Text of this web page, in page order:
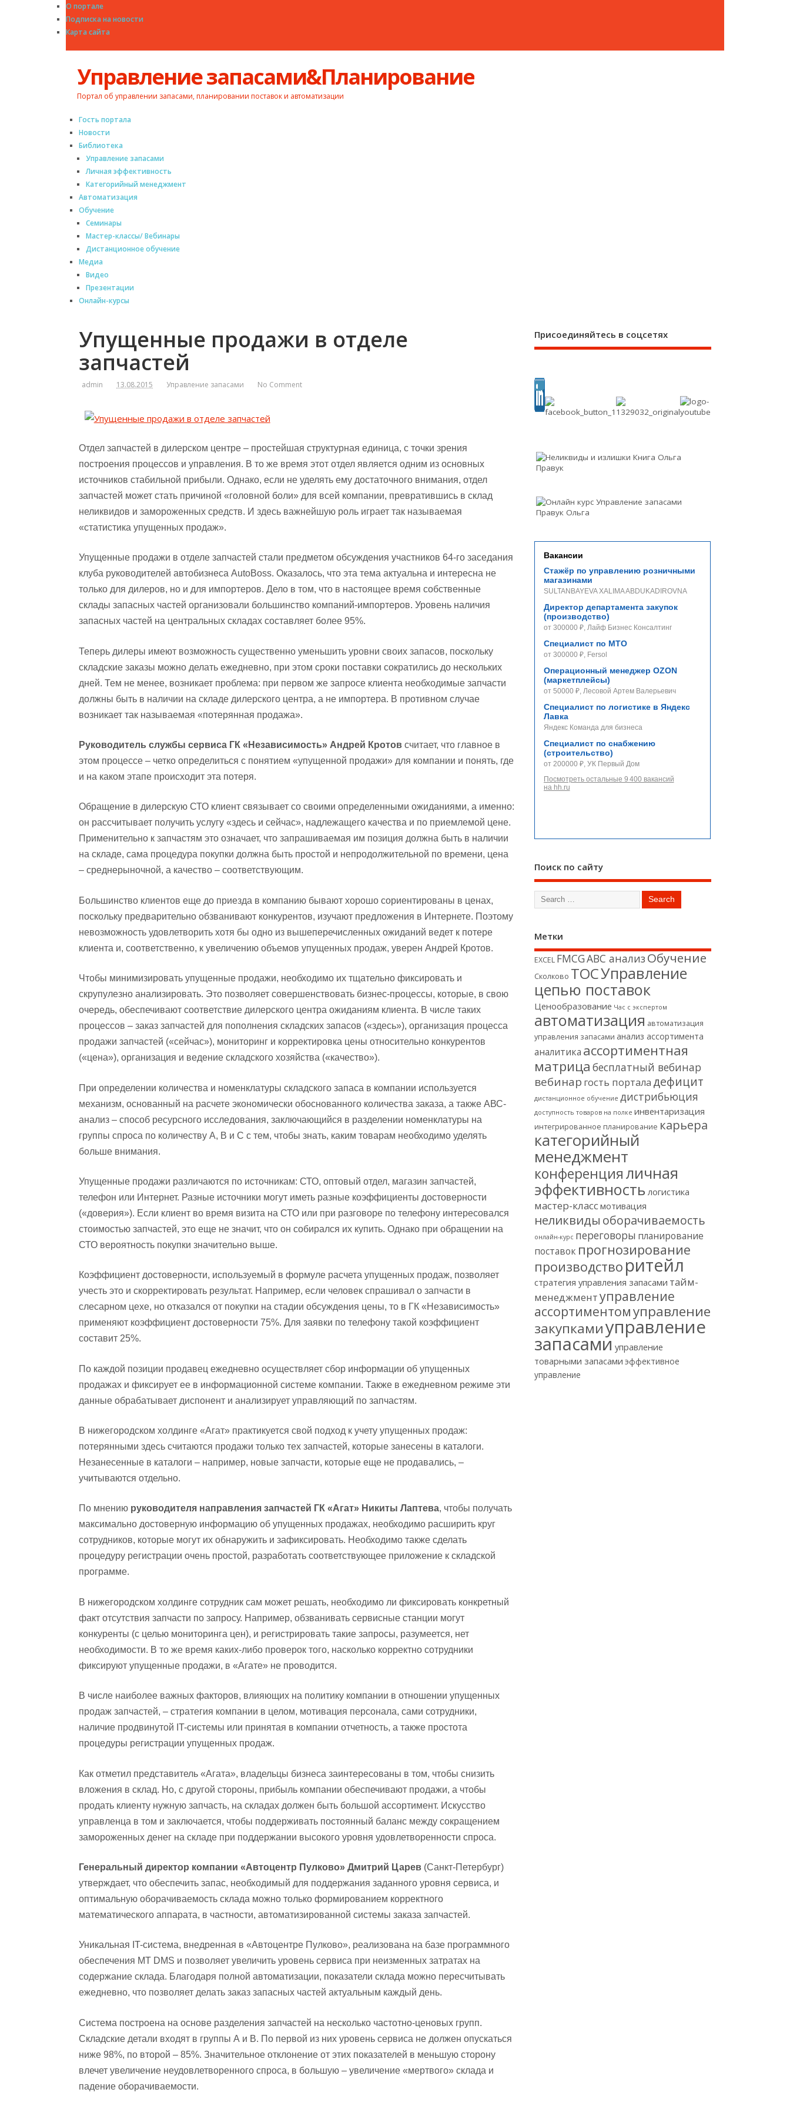
О портале
Подписка на новости
Карта сайта
Управление запасами&Планирование
Портал об управлении запасами, планировании поставок и автоматизации
Гость портала
Новости
Библиотека
Управление запасами
Личная эффективность
Категорийный менеджмент
Автоматизация
Обучение
Семинары
Мастер-классы/ Вебинары
Дистанционное обучение
Медиа
Видео
Презентации
Онлайн-курсы
Упущенные продажи в отделе
запчастей
admin 13.08.2015 Управление запасами No Comment
Отдел запчастей в дилерском центре – простейшая структурная единица, с точки зрения
построения процессов и управления. В то же время этот отдел является одним из основных
источников стабильной прибыли. Однако, если не уделять ему достаточного внимания, отдел
запчастей может стать причиной «головной боли» для всей компании, превратившись в склад
неликвидов и замороженных средств. И здесь важнейшую роль играет так называемая
«статистика упущенных продаж».
Упущенные продажи в отделе запчастей стали предметом обсуждения участников 64-го заседания
клуба руководителей автобизнеса AutoBoss. Оказалось, что эта тема актуальна и интересна не
только для дилеров, но и для импортеров. Дело в том, что в настоящее время собственные
склады запасных частей организовали большинство компаний-импортеров. Уровень наличия
запасных частей на центральных складах составляет более 95%.
Теперь дилеры имеют возможность существенно уменьшить уровни своих запасов, поскольку
складские заказы можно делать ежедневно, при этом сроки поставки сократились до нескольких
дней. Тем не менее, возникает проблема: при первом же запросе клиента необходимые запчасти
должны быть в наличии на складе дилерского центра, а не импортера. В противном случае
возникает так называемая «потерянная продажа».
Руководитель службы сервиса ГК «Независимость» Андрей Кротов считает, что главное в
этом процессе – четко определиться с понятием «упущенной продажи» для компании и понять, где
и на каком этапе происходит эта потеря.
Обращение в дилерскую СТО клиент связывает со своими определенными ожиданиями, а именно:
он рассчитывает получить услугу «здесь и сейчас», надлежащего качества и по приемлемой цене.
Применительно к запчастям это означает, что запрашиваемая им позиция должна быть в наличии
на складе, сама процедура покупки должна быть простой и непродолжительной по времени, цена
– среднерыночной, а качество – соответствующим.
Большинство клиентов еще до приезда в компанию бывают хорошо сориентированы в ценах,
поскольку предварительно обзванивают конкурентов, изучают предложения в Интернете. Поэтому
невозможность удовлетворить хотя бы одно из вышеперечисленных ожиданий ведет к потере
клиента и, соответственно, к увеличению объемов упущенных продаж, уверен Андрей Кротов.
Чтобы минимизировать упущенные продажи, необходимо их тщательно фиксировать и
скрупулезно анализировать. Это позволяет совершенствовать бизнес-процессы, которые, в свою
очередь, обеспечивают соответствие дилерского центра ожиданиям клиента. В числе таких
процессов – заказ запчастей для пополнения складских запасов («здесь»), организация процесса
продажи запчастей («сейчас»), мониторинг и корректировка цены относительно конкурентов
(«цена»), организация и ведение складского хозяйства («качество»).
При определении количества и номенклатуры складского запаса в компании используется
механизм, основанный на расчете экономически обоснованного количества заказа, а также АВС-
анализ – способ ресурсного исследования, заключающийся в разделении номенклатуры на
группы спроса по количеству А, В и С с тем, чтобы знать, каким товарам необходимо уделять
больше внимания.
Упущенные продажи различаются по источникам: СТО, оптовый отдел, магазин запчастей,
телефон или Интернет. Разные источники могут иметь разные коэффициенты достоверности
(«доверия»). Если клиент во время визита на СТО или при разговоре по телефону интересовался
стоимостью запчастей, это еще не значит, что он собирался их купить. Однако при обращении на
СТО вероятность покупки значительно выше.
Коэффициент достоверности, используемый в формуле расчета упущенных продаж, позволяет
учесть это и скорректировать результат. Например, если человек спрашивал о запчасти в
слесарном цехе, но отказался от покупки на стадии обсуждения цены, то в ГК «Независимость»
применяют коэффициент достоверности 75%. Для заявки по телефону такой коэффициент
составит 25%.
По каждой позиции продавец ежедневно осуществляет сбор информации об упущенных
продажах и фиксирует ее в информационной системе компании. Также в ежедневном режиме эти
данные обрабатывает диспонент и анализирует управляющий по запчастям.
В нижегородском холдинге «Агат» практикуется свой подход к учету упущенных продаж:
потерянными здесь считаются продажи только тех запчастей, которые занесены в каталоги.
Незанесенные в каталоги – например, новые запчасти, которые еще не продавались, –
учитываются отдельно.
По мнению руководителя направления запчастей ГК «Агат» Никиты Лаптева, чтобы получать
максимально достоверную информацию об упущенных продажах, необходимо расширить круг
сотрудников, которые могут их обнаружить и зафиксировать. Необходимо также сделать
процедуру регистрации очень простой, разработать соответствующее приложение к складской
программе.
В нижегородском холдинге сотрудник сам может решать, необходимо ли фиксировать конкретный
факт отсутствия запчасти по запросу. Например, обзванивать сервисные станции могут
конкуренты (с целью мониторинга цен), и регистрировать такие запросы, разумеется, нет
необходимости. В то же время каких-либо проверок того, насколько корректно сотрудники
фиксируют упущенные продажи, в «Агате» не проводится.
В числе наиболее важных факторов, влияющих на политику компании в отношении упущенных
продаж запчастей, – стратегия компании в целом, мотивация персонала, сами сотрудники,
наличие продвинутой IT-системы или принятая в компании отчетность, а также простота
процедуры регистрации упущенных продаж.
Как отметил представитель «Агата», владельцы бизнеса заинтересованы в том, чтобы снизить
вложения в склад. Но, с другой стороны, прибыль компании обеспечивают продажи, а чтобы
продать клиенту нужную запчасть, на складах должен быть большой ассортимент. Искусство
управленца в том и заключается, чтобы поддерживать постоянный баланс между сокращением
замороженных денег на складе при поддержании высокого уровня удовлетворенности спроса.
Генеральный директор компании «Автоцентр Пулково» Дмитрий Царев (Санкт-Петербург)
утверждает, что обеспечить запас, необходимый для поддержания заданного уровня сервиса, и
оптимальную оборачиваемость склада можно только формированием корректного
математического аппарата, в частности, автоматизированной системы заказа запчастей.
Уникальная IT-система, внедренная в «Автоцентре Пулково», реализована на базе программного
обеспечения MT DMS и позволяет увеличить уровень сервиса при неизменных затратах на
содержание склада. Благодаря полной автоматизации, показатели склада можно пересчитывать
ежедневно, что позволяет делать заказ запасных частей актуальным каждый день.
Система построена на основе разделения запчастей на несколько частотно-ценовых групп.
Складские детали входят в группы А и В. По первой из них уровень сервиса не должен опускаться
ниже 98%, по второй – 85%. Значительное отклонение от этих показателей в меньшую сторону
влечет увеличение неудовлетворенного спроса, в большую – увеличение «мертвого» склада и
падение оборачиваемости.
Присоединяйтесь в соцсетях
Вакансии
Стажёр по управлению розничными
магазинами
SULTANBAYEVA XALIMA ABDUKADIROVNA
Директор департамента закупок
(производство)
от 300000 ₽, Лайф Бизнес Консалтинг
Специалист по МТО
от 300000 ₽, Fersol
Операционный менеджер OZON
(маркетплейсы)
от 50000 ₽, Лесовой Артем Валерьевич
Специалист по логистике в Яндекс
Лавка
Яндекс Команда для бизнеса
Специалист по снабжению
(строительство)
от 200000 ₽, УК Первый Дом
Посмотреть остальные 9 400 вакансий
на hh.ru
Поиск по сайту
Метки
EXCEL FMCGАВС анализ Обучение
Сколково ТОСУправление
цепью поставок
Ценообразование Час с экспертом
автоматизация автоматизация
управления запасами анализ ассортимента
аналитика ассортиментная
матрица бесплатный вебинар
вебинар гость портала дефицит
дистанционное обучение дистрибьюция
доступность товаров на полке инвентаризация
интегрированное планирование карьера
категорийный
менеджмент
конференцияличная
эффективность логистика
мастер-классмотивация
неликвиды оборачиваемость
онлайн-курс переговоры планирование
поставок прогнозирование
производство ритейл
стратегия управления запасами тайм-
менеджментуправление
ассортиментомуправление
закупкамиуправление
запасами управление
товарными запасами эффективное
управление